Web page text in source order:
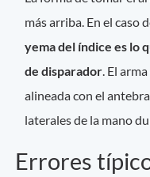
más arriba. En el caso
yema del índice es lo
de disparador . El
alineada con el
laterales de la mano
Errores